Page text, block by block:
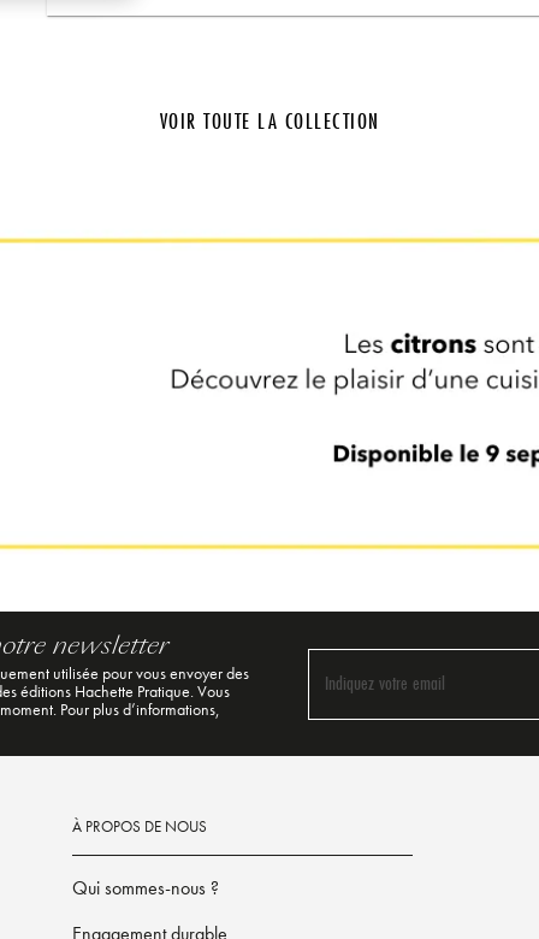
VOIR TOUTE LA COLLECTION
newsletter
utilisée pour vous envoyer des
éditions Hachette Pratique. Vous
Pour plus d’informations,
Indiquez votre email
À PROPOS DE NOUS
Qui sommes-nous ?